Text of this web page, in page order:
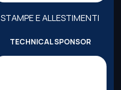
STAMPE E ALLESTIMENTI
TECHNICAL SPONSOR